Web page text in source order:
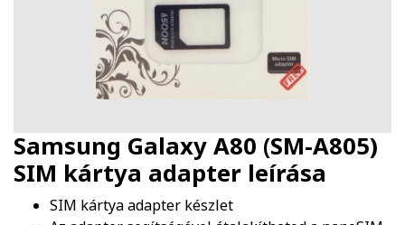
Samsung Galaxy A80 (SM-A805)
SIM kártya adapter leírása
SIM kártya adapter készlet